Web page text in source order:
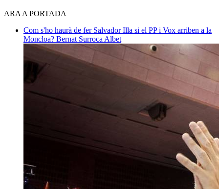
ARA A PORTADA
Com s'ho haurà de fer Salvador Illa si el PP i Vox arriben a la
Moncloa? Bernat Surroca Albet